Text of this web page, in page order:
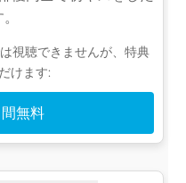
視聴できませんが、特典
けます:
無料